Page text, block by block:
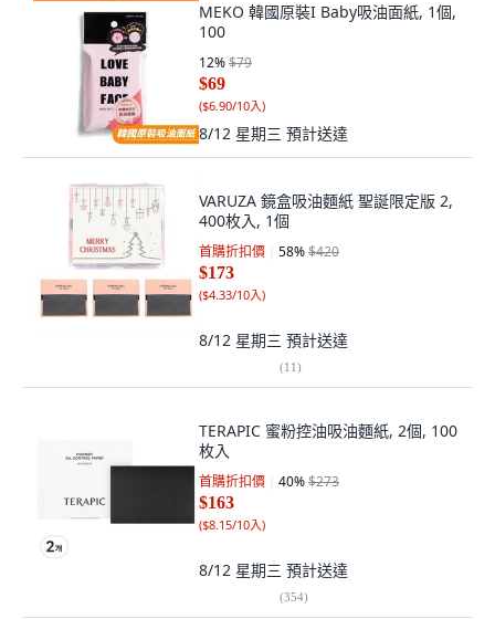
MEKO 韓國原裝I Baby吸油面紙, 1個,
100
12%$79
$69
($6.90/10入)
8/12 星期三 預計送達
VARUZA 鏡盒吸油麵紙 聖誕限定版 2,
400枚入, 1個
首購折扣價 58%$420
$173
($4.33/10入)
8/12 星期三 預計送達
(11)
TERAPIC 蜜粉控油吸油麵紙, 2個, 100
枚入
首購折扣價 40%$273
$163
($8.15/10入)
8/12 星期三 預計送達
(354)